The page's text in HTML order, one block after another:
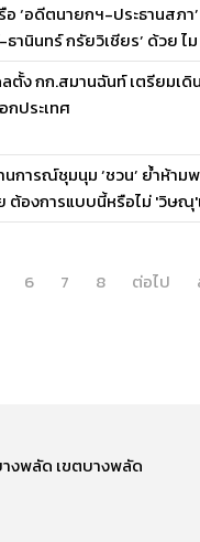
อ ‘อดีตนายกฯ-ประธานสภ
นินทร์ กรัยวิเชียร’ ด้วย ไม
ลตั้ง กก.สมานฉันท์ เตรียม
กประเทศ
ารณ์ชุมนุม ‘ชวน’ ย้ำห้าม
องการแบบนี้หรือไม่ 'วิษณุ'
6 7 8 ต่อไป
างพลัด เขตบางพลัด